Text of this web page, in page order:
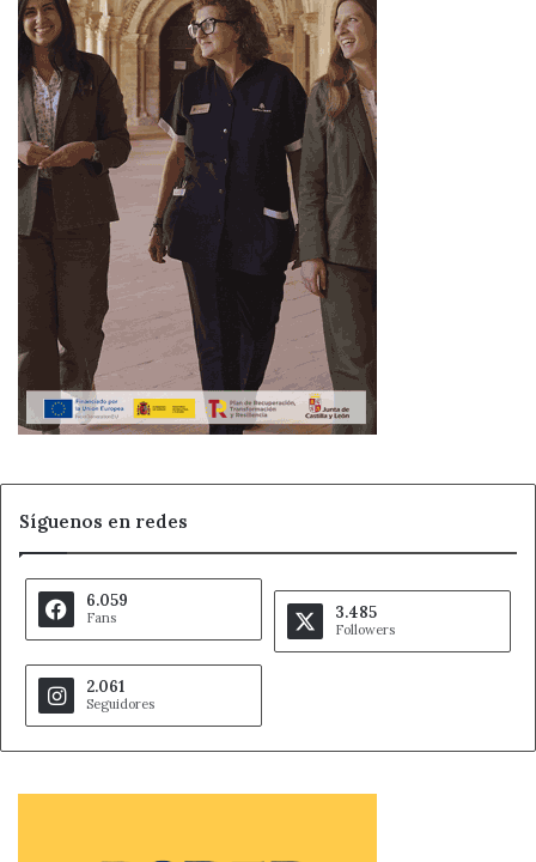
Síguenos en redes
6.059
Fans 3.485
Followers
2.061
Seguidores